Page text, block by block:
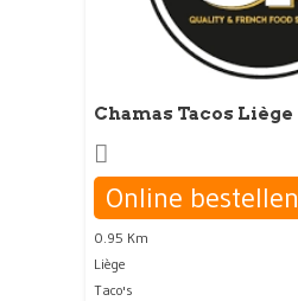
Chamas Tacos Liège
Online bestellen
0.95 Km
Liège
Taco's